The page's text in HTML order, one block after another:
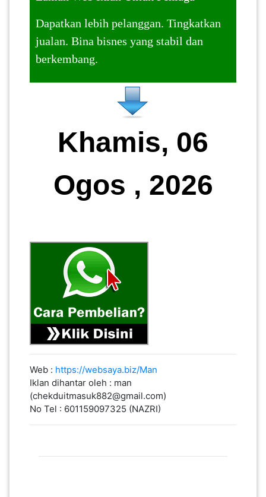
Dapatkan lebih pelanggan. Tingkatkan
jualan. Bina bisnes yang stabil dan
berkembang.
Khamis, 06
Ogos , 2026
Web : https://websaya.biz/Man
Iklan dihantar oleh : man
(chekduitmasuk882@gmail.com)
No Tel : 601159097325 (NAZRI)